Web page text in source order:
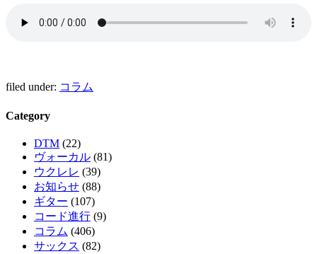
filed under: コラム
Category
DTM (22)
ヴォーカル (81)
ウクレレ (39)
お知らせ (88)
ギター (107)
コード進行 (9)
コラム (406)
サックス (82)